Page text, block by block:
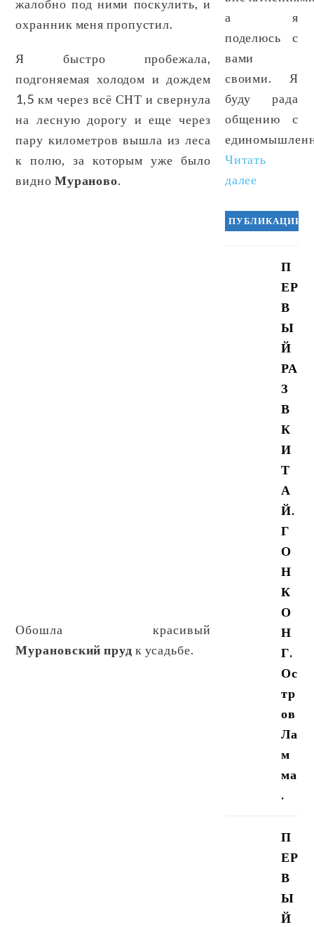
жалобно под ними поскулить, и
охранник меня пропустил.
Я быстро пробежала,
подгоняемая холодом и дождем
1,5 км через всё СНТ и свернула
на лесную дорогу и еще через
пару километров вышла из леса
к полю, за которым уже было
видно Мураново.
Обошла красивый
Мурановский пруд к усадьбе.
а я
поделюсь с
вами
своими. Я
буду рада
общению с
Читать
далее
ПУБЛИКАЦИИ
П
ЕР
В
Ы
Й
РА
З
В
К
И
Т
А
Й.
Г
О
Н
К
О
Н
Г.
Ос
тр
ов
Ла
м
ма
.
П
ЕР
В
Ы
Й